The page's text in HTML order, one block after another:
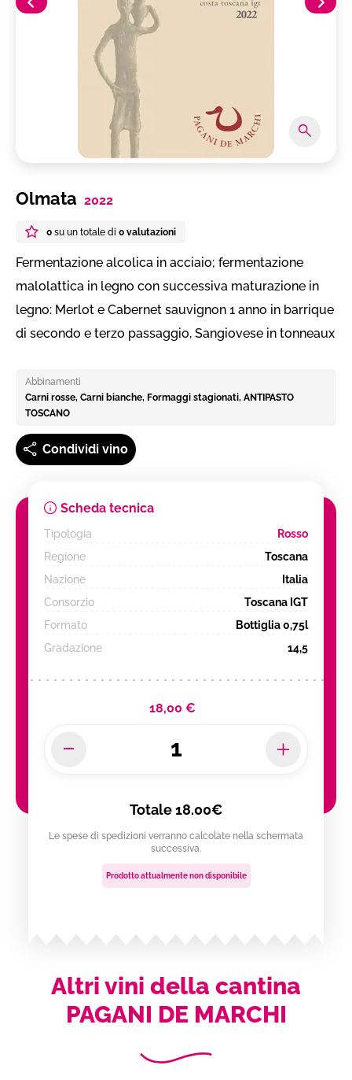
Olmata 2022
0 su un totale di 0 valutazioni
Fermentazione alcolica in acciaio; fermentazione
malolattica in legno con successiva maturazione in
legno: Merlot e Cabernet sauvignon 1 anno in barrique
di secondo e terzo passaggio, Sangiovese in tonneaux
Abbinamenti
Carni rosse, Carni bianche, Formaggi stagionati, ANTIPASTO
TOSCANO
Condividi vino
Scheda tecnica
Tipologia
Rosso
Regione
Toscana
Nazione
Italia
Consorzio
Toscana IGT
Formato
Bottiglia 0,75l
Gradazione
14,5
18,00 €
Totale18.00€
Le spese di spedizioni verranno calcolate nella schermata
successiva.
Prodotto attualmente non disponibile
Altri vini della cantina
PAGANI DE MARCHI